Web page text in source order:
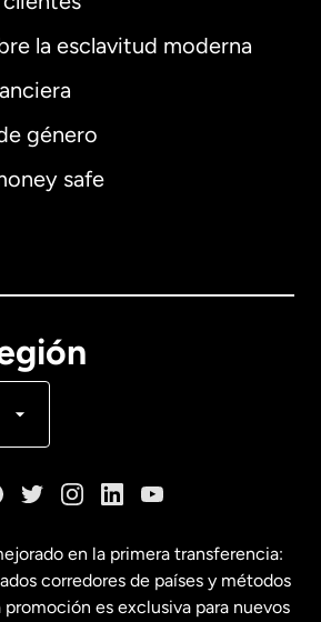
la esclavitud moderna
género
safe
English
Français
Unidos English
en la primera transferencia:
corredores de países y métodos
es exclusiva para nuevos